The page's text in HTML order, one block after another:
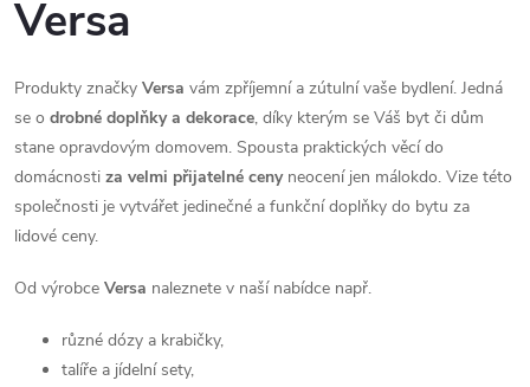
Versa
Produkty značky Versa vám zpříjemní a zútulní vaše bydlení. Jedná
se o drobné doplňky a dekorace, díky kterým se Váš byt či dům
stane opravdovým domovem. Spousta praktických věcí do
domácnosti za velmi přijatelné cenyneocení jen málokdo. Vize této
společnosti je vytvářet jedinečné a funkční doplňky do bytu za
lidové ceny.
Od výrobce Versa naleznete v naší nabídce např.
různé dózy a krabičky,
talíře a jídelní sety,